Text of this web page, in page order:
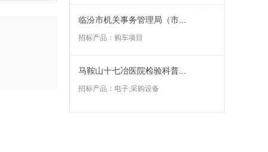
临汾市机关事务管理局（市...
招标产品： 购车项目
马鞍山十七冶医院检验科普...
招标产品： 电子,采购设备